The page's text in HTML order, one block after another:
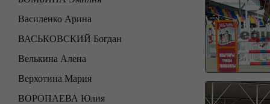
Василенко Арина
ВАСЬКОВСКИЙ Богдан
Велькина Алена
Верхотина Мария
ВОРОПАЕВА Юлия